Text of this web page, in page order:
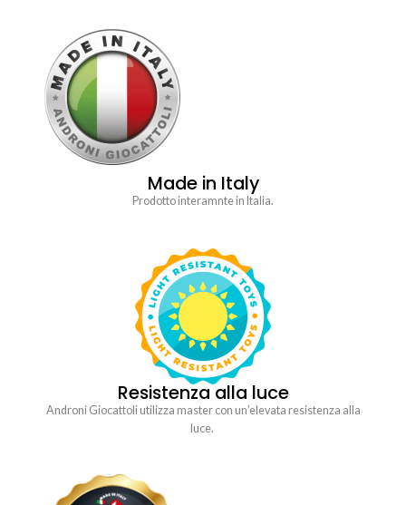
Made in Italy
Prodotto interamnte in Italia.
Resistenza alla luce
Androni Giocattoli utilizza master con un’elevata resistenza alla
luce.